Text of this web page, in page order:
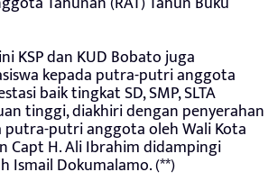
KSP dan KUD Bobato juga
kepada putra-putri anggota
baik tingkat SD, SMP, SLTA
tinggi, diakhiri dengan penyerahan
putra-putri anggota oleh Wali Kota
Capt H. Ali Ibrahim didampingi
Ismail Dokumalamo. (**)